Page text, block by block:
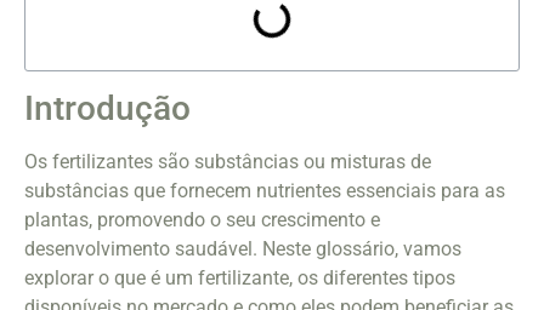
Introdução
Os fertilizantes são substâncias ou misturas de
substâncias que fornecem nutrientes essenciais para as
plantas, promovendo o seu crescimento e
desenvolvimento saudável. Neste glossário, vamos
explorar o que é um fertilizante, os diferentes tipos